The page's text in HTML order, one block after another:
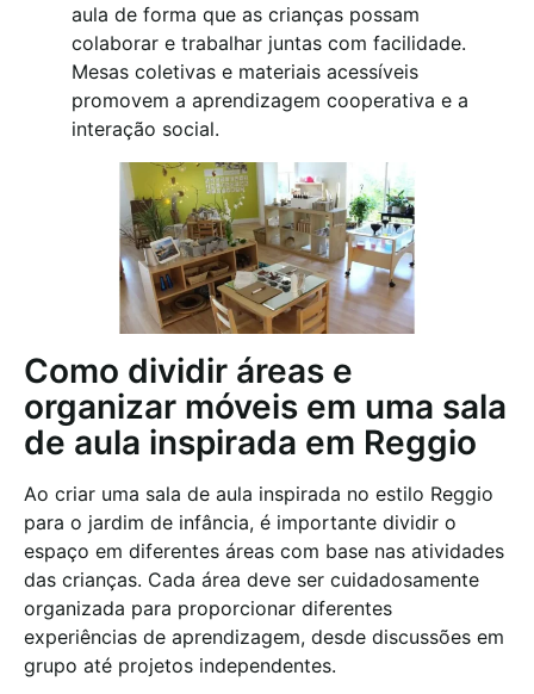
aula de forma que as crianças possam
colaborar e trabalhar juntas com facilidade.
Mesas coletivas e materiais acessíveis
promovem a aprendizagem cooperativa e a
interação social.
Como dividir áreas e
organizar móveis em uma sala
de aula inspirada em Reggio
Ao criar uma sala de aula inspirada no estilo Reggio
para o jardim de infância, é importante dividir o
espaço em diferentes áreas com base nas atividades
das crianças. Cada área deve ser cuidadosamente
organizada para proporcionar diferentes
experiências de aprendizagem, desde discussões em
grupo até projetos independentes.